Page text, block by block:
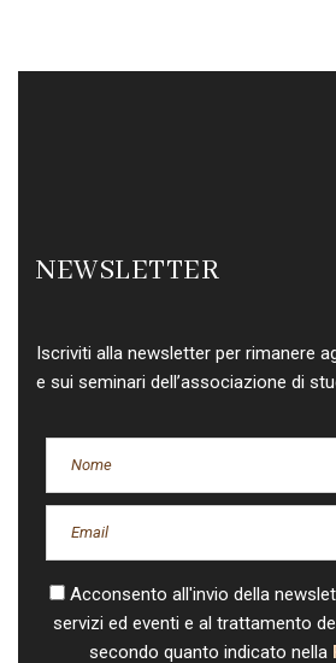
NEWSLETTER
Iscriviti alla newsletter per rimanere
e sui seminari dell’associazione di
Acconsento all'invio della
servizi ed eventi e al trattamento
secondo quanto indicato nella